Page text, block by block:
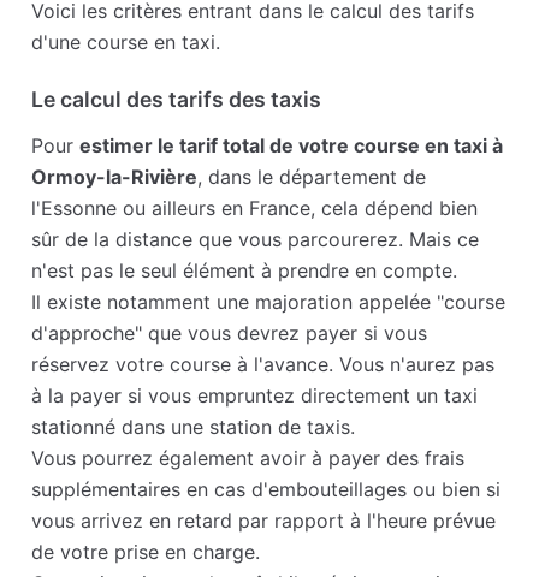
Voici les critères entrant dans le calcul des tarifs
d'une course en taxi.
Le calcul des tarifs des taxis
Pourestimer le tarif total de votre course en taxi à
Ormoy-la-Rivière, dans le département de
l'Essonne ou ailleurs en France, cela dépend bien
sûr de la distance que vous parcourerez. Mais ce
n'est pas le seul élément à prendre en compte.
Il existe notamment une majoration appelée "course
d'approche" que vous devrez payer si vous
réservez votre course à l'avance. Vous n'aurez pas
à la payer si vous empruntez directement un taxi
stationné dans une station de taxis.
Vous pourrez également avoir à payer des frais
supplémentaires en cas d'embouteillages ou bien si
vous arrivez en retard par rapport à l'heure prévue
de votre prise en charge.